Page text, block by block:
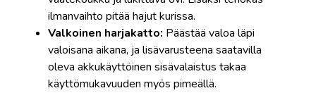
ilmanvaihto pitää hajut kurissa.
Valkoinen harjakatto: Päästää valoa läpi
valoisana aikana, ja lisävarusteena saatavilla
oleva akkukäyttöinen sisävalaistus takaa
käyttömukavuuden myös pimeällä.